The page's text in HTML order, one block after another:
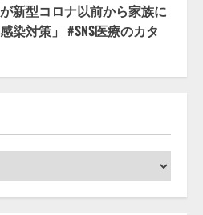
新型コロナ以前から家族に
染対策」 #SNS医療のカタ